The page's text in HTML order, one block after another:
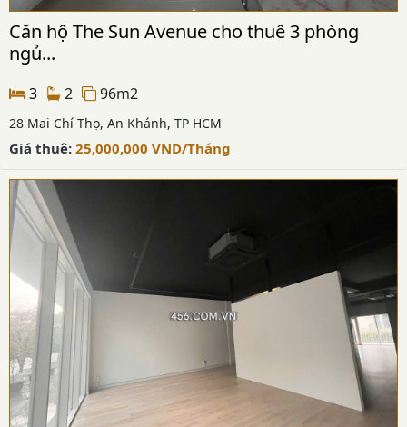
Căn hộ The Sun Avenue cho thuê 3 phòng
ngủ...
3 2 96m2
28 Mai Chí Thọ, An Khánh, TP HCM
Giá thuê: 25,000,000 VND/Tháng